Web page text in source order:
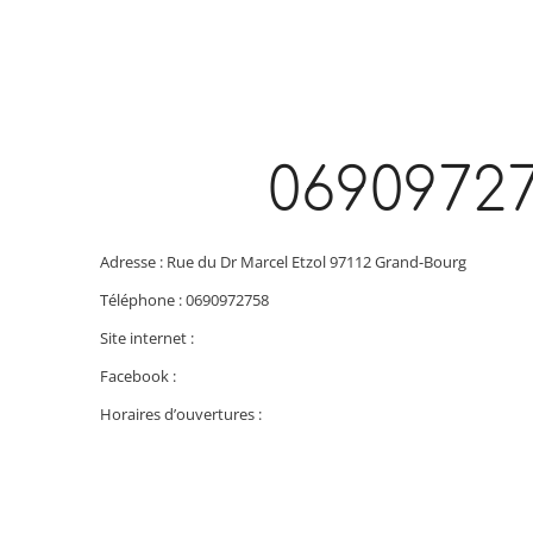
Adresse : Rue du Dr Marcel Etzol 97112 Grand-Bourg
Téléphone : 0690972758
Site internet :
Facebook :
Horaires d’ouvertures :